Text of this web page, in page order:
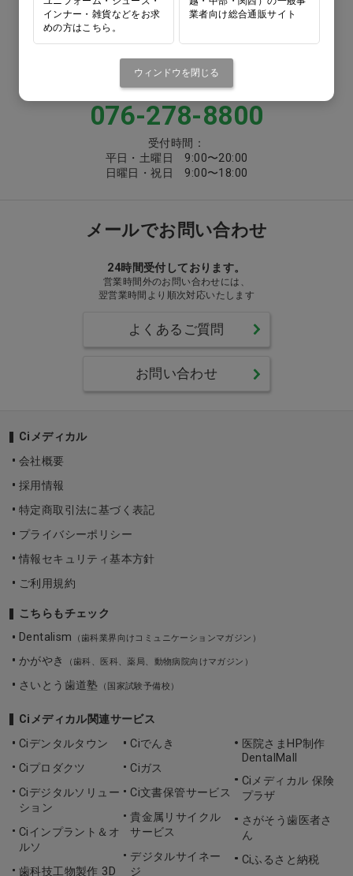
0570-058000
固定電話からは市内通話料金でご利用いただけます
076-278-8800
受付時間：
平日・土曜日 9:00〜20:00
日曜日・祝日 9:00〜18:00
メールでお問い合わせ
24時間受付しております。
営業時間外のお問い合わせには、
翌営業時間より順次対応いたします
よくあるご質問
お問い合わせ
Ciメディカル
会社概要
採用情報
特定商取引法に基づく表記
プライバシーポリシー
情報セキュリティ基本方針
ご利用規約
こちらもチェック
Dentalism
（歯科業界向けコミュニケーションマガジン）
かがやき （歯科、医科、薬局、動物病院向けマガジン）
さいとう歯道塾 （国家試験予備校）
Ciメディカル関連サービス
Ciデンタルタウン
Ciプロダクツ
Ciデジタルソリュー
ション
Ciインプラント＆オ
ルソ
歯科技工物製作 3D
Ciでんき
Ciガス
Ci文書保管サービス
貴金属リサイクル
サービス
デジタルサイネー
ジ
医院さまHP制作
DentalMall
Ciメディカル 保険
プラザ
さがそう歯医者さ
ん
Ciふるさと納税
インナー・雑貨などをお求
めの方はこちら。
業者向け総合通販サイト
ウィンドウを閉じる